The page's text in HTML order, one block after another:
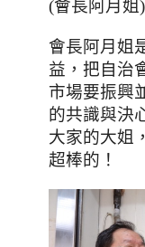
(會長阿月姐)
會長阿月姐
益，把自治
市場要振興
的共識與決
大家的大姐
超棒的！